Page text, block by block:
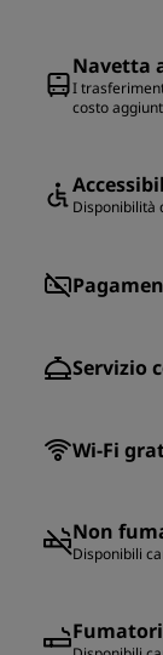
Navetta
I
costo
Disponibilità
Servizio
Wi-Fi
Non
Disponibili
Fumatori